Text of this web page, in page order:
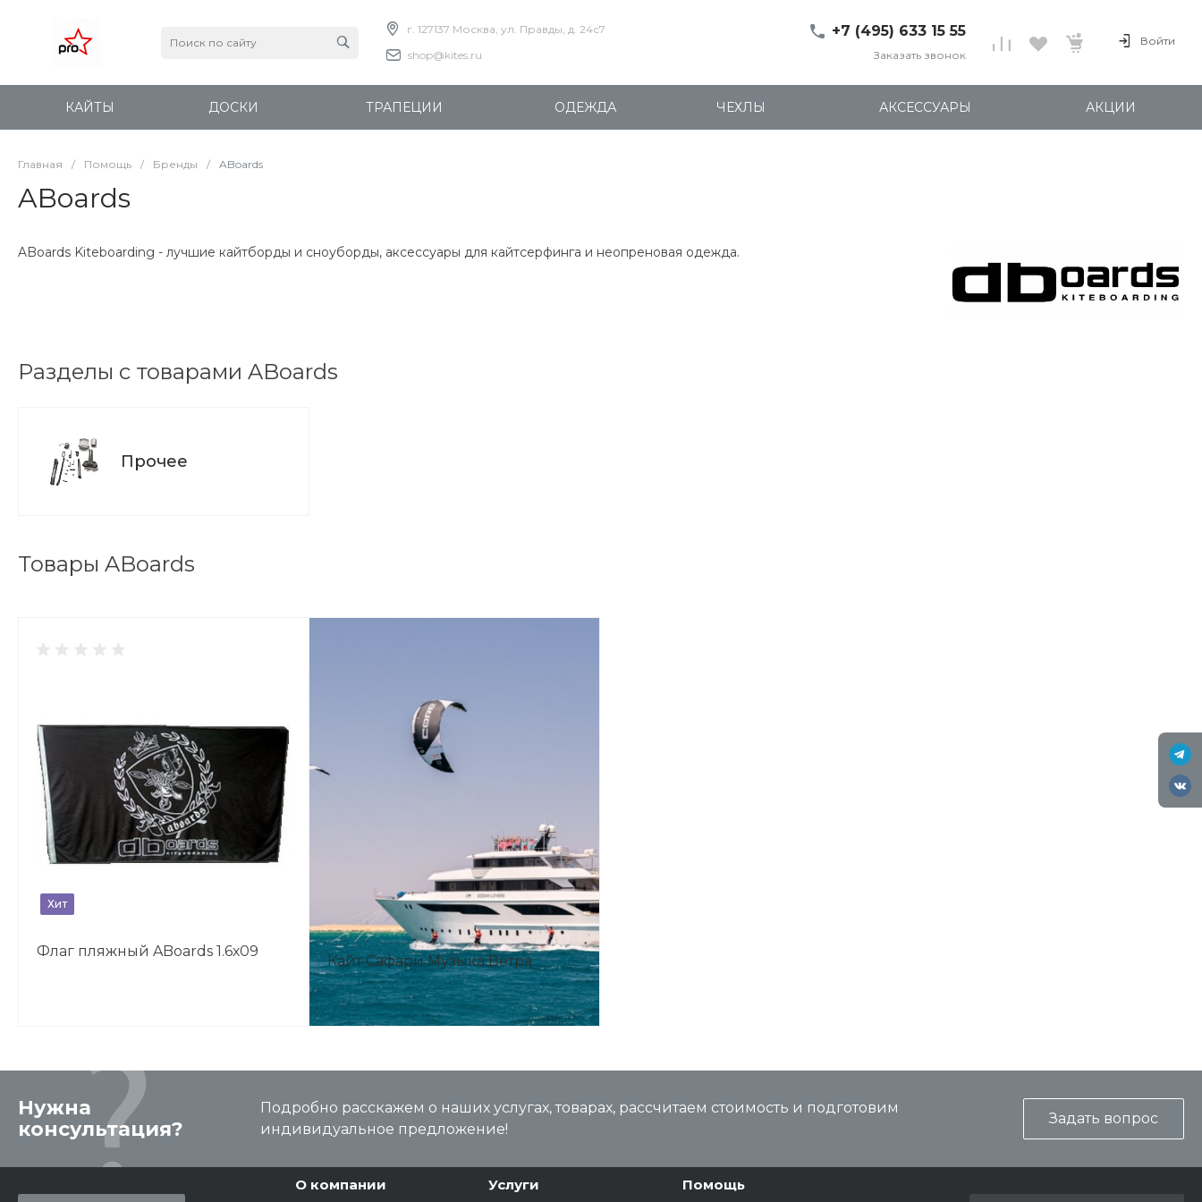
г. 127137 Москва, ул. Правды, д. 24с7
shop@kites.ru
+7 (495) 633 15 55
Правды, д. 24с7
Пн-Пт: 11:00-20:00
Заказать звонок
Войти
КАЙТЫ ДОСКИ ТРАПЕЦИИ ОДЕЖДА ЧЕХЛЫ АКСЕССУАРЫ АКЦИИ
Главная / Помощь / Бренды / ABoards
ABoards
ABoards Kiteboarding - лучшие кайтборды и сноуборды, аксессуары для кайтсерфинга и неопреновая одежда.
Разделы с товарами ABoards
Прочее
Товары ABoards
Хит
Флаг пляжный ABoards 1.6х09
Кайт Сафари Музыка Ветра
Нужна
консультация?
Подробно расскажем о наших услугах, товарах, рассчитаем стоимость и подготовим
индивидуальное предложение!
Задать вопрос
О компании Услуги Помощь